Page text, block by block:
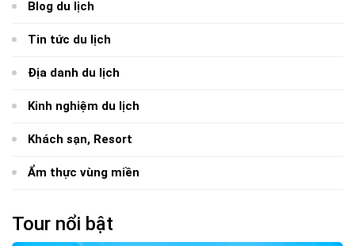
Blog du lịch
Tin tức du lịch
Địa danh du lịch
Kinh nghiệm du lịch
Khách sạn, Resort
Ẩm thực vùng miền
Tour nổi bật